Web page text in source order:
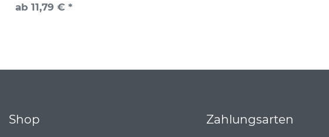
ab 11,79 € *
Shop Zahlungsarten